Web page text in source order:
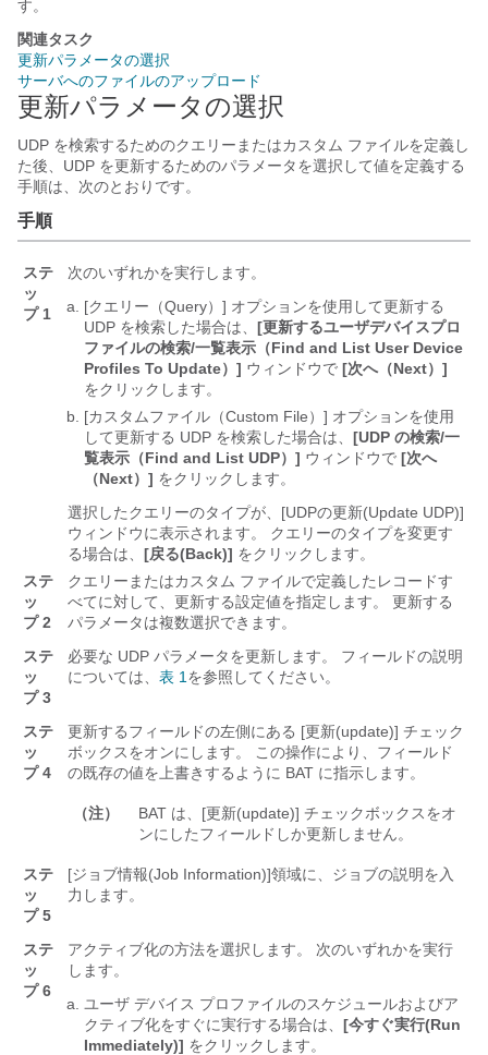
す。
関連タスク
更新パラメータの選択
サーバへのファイルのアップロード
更新パラメータの選択
UDP を検索するためのクエリーまたはカスタム ファイルを定義し
た後、UDP を更新するためのパラメータを選択して値を定義する
手順は、次のとおりです。
手順
ステ
ッ
プ 1
次のいずれかを実行します。
[クエリー（Query）] オプションを使用して更新する
UDP を検索した場合は、 [更新するユーザデバイスプロ
ファイルの検索/一覧表示（Find and List User Device
Profiles To Update）] ウィンドウで [次へ（Next）]
をクリックします。
[カスタムファイル（Custom File）] オプションを使用
して更新する UDP を検索した場合は、 [UDP の検索/一
覧表示（Find and List UDP）] ウィンドウで [次へ
（Next）] をクリックします。
選択したクエリーのタイプが、[UDPの更新(Update UDP)]
ウィンドウに表示されます。 クエリーのタイプを変更す
る場合は、 [戻る(Back)] をクリックします。
ステ
ッ
プ 2
クエリーまたはカスタム ファイルで定義したレコードす
べてに対して、更新する設定値を指定します。 更新する
パラメータは複数選択できます。
ステ
ッ
プ 3
必要な UDP パラメータを更新します。 フィールドの説明
については、 表 1 を参照してください。
ステ
ッ
プ 4
更新するフィールドの左側にある [更新(update)] チェック
ボックスをオンにします。 この操作により、フィールド
の既存の値を上書きするように BAT に指示します。
（注）
BAT は、[更新(update)] チェックボックスをオ
ンにしたフィールドしか更新しません。
ステ
ッ
プ 5
[ジョブ情報(Job Information)]領域に、ジョブの説明を入
力します。
ステ
ッ
プ 6
アクティブ化の方法を選択します。 次のいずれかを実行
します。
ユーザ デバイス プロファイルのスケジュールおよびア
クティブ化をすぐに実行する場合は、 [今すぐ実行(Run
Immediately)] をクリックします。